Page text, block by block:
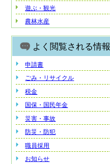
遊ぶ・観光
農林水産
よく閲覧される情報
申請書
ごみ・リサイクル
税金
国保・国民年金
災害・事故
防災・防犯
職員採用
お知らせ